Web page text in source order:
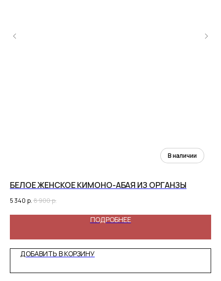
БЕЛОЕ ЖЕНСКОЕ КИМОНО-АБАЯ ИЗ ОРГАНЗЫ
5 340 р. 8 900р.
ПОДРОБНЕЕ
ДОБАВИТЬ В КОРЗИНУ